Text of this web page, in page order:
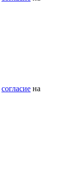
согласие на